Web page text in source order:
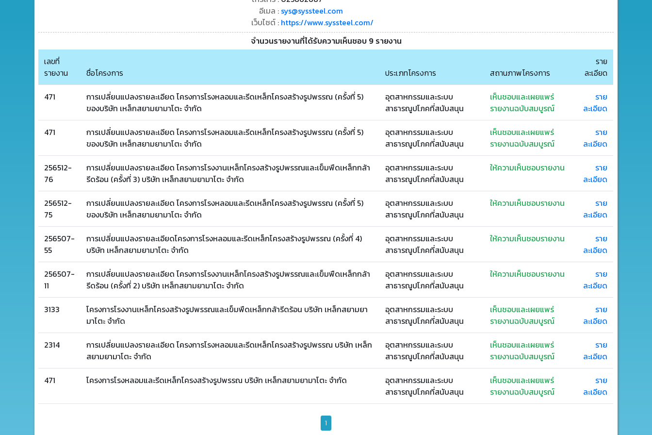
อีเมล : sys@syssteel.com
เว็บไซต์ : https://www.syssteel.com/
จำนวนรายงานที่ได้รับความเห็นชอบ 9 รายงาน
เลขที่
รายงาน
ชื่อโครงการ ประเภทโครงการ สถานภาพโครงการ
ราย
ละเอียด
471
การเปลี่ยนแปลงรายละเอียด โครงการโรงหลอมและรีดเหล็กโครงสร้างรูปพรรณ (ครั้งที่ 5)
ของบริษัท เหล็กสยามยามาโตะ จำกัด
อุตสาหกรรมและระบบ
สาธารณูปโภคที่สนับสนุน
เห็นชอบและเผยแพร่
รายงานฉบับสมบูรณ์
ราย
ละเอียด
471
การเปลี่ยนแปลงรายละเอียด โครงการโรงหลอมและรีดเหล็กโครงสร้างรูปพรรณ (ครั้งที่ 5)
ของบริษัท เหล็กสยามยามาโตะ จำกัด
อุตสาหกรรมและระบบ
สาธารณูปโภคที่สนับสนุน
เห็นชอบและเผยแพร่
รายงานฉบับสมบูรณ์
ราย
ละเอียด
256512-
76
การเปลี่ยนแปลงรายละเอียด โครงการโรงงานเหล็กโครงสร้างรูปพรรณและเข็มพืดเหล็กกล้า
รีดร้อน (ครั้งที่ 3) บริษัท เหล็กสยามยามาโตะ จำกัด
อุตสาหกรรมและระบบ
สาธารณูปโภคที่สนับสนุน
ให้ความเห็นชอบรายงาน
ราย
ละเอียด
256512-
75
การเปลี่ยนแปลงรายละเอียด โครงการโรงหลอมและรีดเหล็กโครงสร้างรูปพรรณ (ครั้งที่ 5)
ของบริษัท เหล็กสยามยามาโตะ จำกัด
อุตสาหกรรมและระบบ
สาธารณูปโภคที่สนับสนุน
ให้ความเห็นชอบรายงาน
ราย
ละเอียด
256507-
55
การเปลี่ยนแปลงรายละเอียดโครงการโรงหลอมและรีดเหล็กโครงสร้างรูปพรรณ (ครั้งที่ 4)
บริษัท เหล็กสยามยามาโตะ จำกัด
อุตสาหกรรมและระบบ
สาธารณูปโภคที่สนับสนุน
ให้ความเห็นชอบรายงาน
ราย
ละเอียด
256507-
11
การเปลี่ยนแปลงรายละเอียด โครงการโรงงานเหล็กโครงสร้างรูปพรรณและเข็มพืดเหล็กกล้า
รีดร้อน (ครั้งที่ 2) บริษัท เหล็กสยามยามาโตะ จำกัด
อุตสาหกรรมและระบบ
สาธารณูปโภคที่สนับสนุน
ให้ความเห็นชอบรายงาน
ราย
ละเอียด
3133
โครงการโรงงานเหล็กโครงสร้างรูปพรรณและเข็มพืดเหล็กกล้ารีดร้อน บริษัท เหล็กสยามยา
มาโตะ จำกัด
อุตสาหกรรมและระบบ
สาธารณูปโภคที่สนับสนุน
เห็นชอบและเผยแพร่
รายงานฉบับสมบูรณ์
ราย
ละเอียด
2314
การเปลี่ยนแปลงรายละเอียด โครงการโรงหลอมและรีดเหล็กโครงสร้างรูปพรรณ บริษัท เหล็ก
สยามยามาโตะ จำกัด
อุตสาหกรรมและระบบ
สาธารณูปโภคที่สนับสนุน
เห็นชอบและเผยแพร่
รายงานฉบับสมบูรณ์
ราย
ละเอียด
471 โครงการโรงหลอมและรีดเหล็กโครงสร้างรูปพรรณ บริษัท เหล็กสยามยามาโตะ จำกัด
อุตสาหกรรมและระบบ
สาธารณูปโภคที่สนับสนุน
เห็นชอบและเผยแพร่
รายงานฉบับสมบูรณ์
ราย
ละเอียด
1